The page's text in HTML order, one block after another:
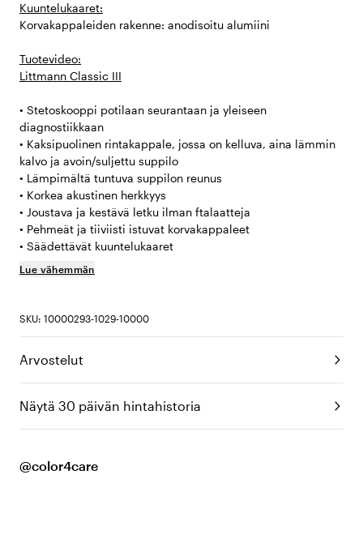
Kuuntelukaaret:
Korvakappaleiden rakenne: anodisoitu alumiini
Tuotevideo:
Littmann Classic III
• Stetoskooppi potilaan seurantaan ja yleiseen
diagnostiikkaan
• Kaksipuolinen rintakappale, jossa on kelluva, aina lämmin
kalvo ja avoin/suljettu suppilo
• Lämpimältä tuntuva suppilon reunus
• Korkea akustinen herkkyys
• Joustava ja kestävä letku ilman ftalaatteja
• Pehmeät ja tiiviisti istuvat korvakappaleet
• Säädettävät kuuntelukaaret
Lue vähemmän
SKU: 10000293-1029-10000
Arvostelut
Näytä 30 päivän hintahistoria
@color4care